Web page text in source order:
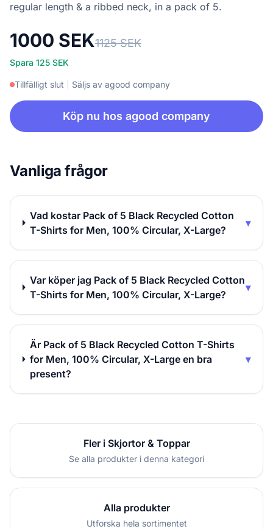
regular length & a ribbed neck, in a pack of 5.
1000 SEK1125 SEK
Spara 125 SEK
Tillfälligt slut Säljs av agood company
Köp nu hos agood company
Vanliga frågor
Vad kostar Pack of 5 Black Recycled Cotton
T-Shirts for Men, 100% Circular, X-Large?
▾
Var köper jag Pack of 5 Black Recycled Cotton
T-Shirts for Men, 100% Circular, X-Large?
▾
Är Pack of 5 Black Recycled Cotton T-Shirts
for Men, 100% Circular, X-Large en bra
present?
▾
Fler i Skjortor & Toppar
Se alla produkter i denna kategori
Alla produkter
Utforska hela sortimentet